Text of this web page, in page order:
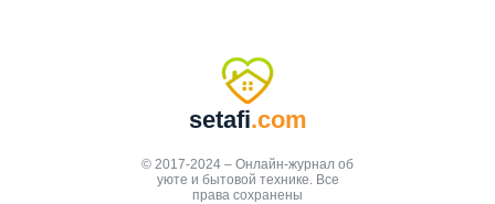
setafi.com
© 2017-2024 – Онлайн-журнал об
уюте и бытовой технике. Все
права сохранены